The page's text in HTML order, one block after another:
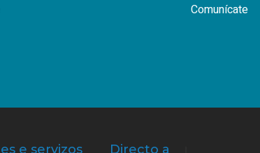
Comunícate
e servizos Directo a